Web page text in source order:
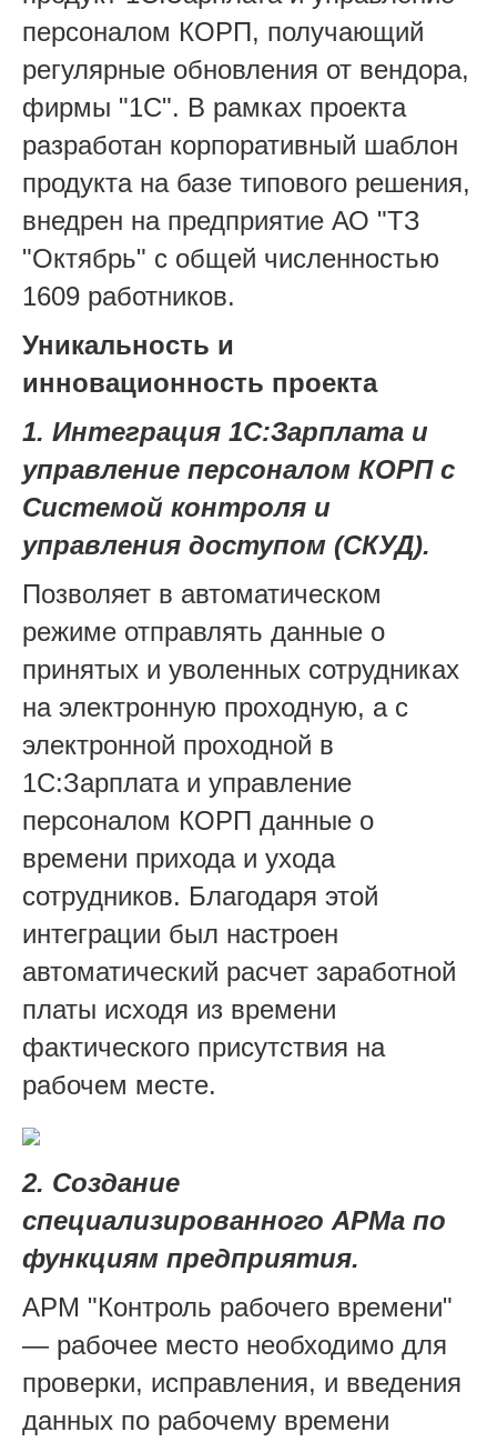
персоналом КОРП, получающий
регулярные обновления от вендора,
фирмы "1С". В рамках проекта
разработан корпоративный шаблон
продукта на базе типового решения,
внедрен на предприятие АО "ТЗ
"Октябрь" с общей численностью
1609 работников.
Уникальность и
инновационность проекта
1. Интеграция 1С:Зарплата и
управление персоналом КОРП с
Системой контроля и
управления доступом (СКУД).
Позволяет в автоматическом
режиме отправлять данные о
принятых и уволенных сотрудниках
на электронную проходную, а с
электронной проходной в
1С:Зарплата и управление
персоналом КОРП данные о
времени прихода и ухода
сотрудников. Благодаря этой
интеграции был настроен
автоматический расчет заработной
платы исходя из времени
фактического присутствия на
рабочем месте.
2. Создание
специализированного АРМа по
функциям предприятия.
АРМ "Контроль рабочего времени"
— рабочее место необходимо для
проверки, исправления, и введения
данных по рабочему времени